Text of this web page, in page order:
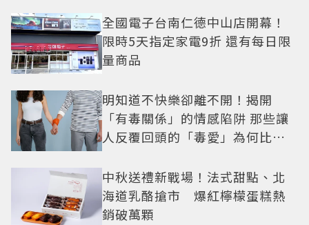
全國電子台南仁德中山店開幕！
限時5天指定家電9折 還有每日限
量商品
明知道不快樂卻離不開！揭開
「有毒關係」的情感陷阱 那些讓
人反覆回頭的「毒愛」為何比菸
中秋送禮新戰場！法式甜點、北
海道乳酪搶市 爆紅檸檬蛋糕熱
銷破萬顆